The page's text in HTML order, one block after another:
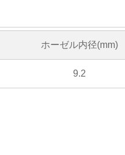
ホーゼル内径(mm)
9.2